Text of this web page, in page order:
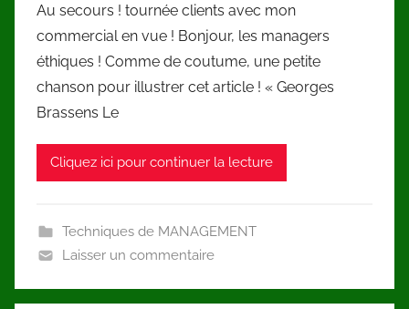
Au secours ! tournée clients avec mon
commercial en vue ! Bonjour, les managers
éthiques ! Comme de coutume, une petite
chanson pour illustrer cet article ! « Georges
Brassens Le
Cliquez ici pour continuer la lecture
Techniques de MANAGEMENT
Laisser un commentaire